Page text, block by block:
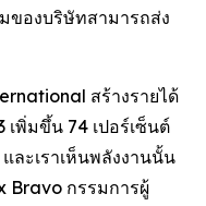
ของบริษัทสามารถส่ง
สร้างรายได้
เพิ่มขึ้น 74 เปอร์เซ็นต์
ละเราเห็นพลังงานนั้น
Bravo กรรมการผู้